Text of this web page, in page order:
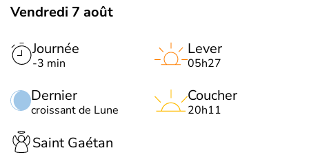
Vendredi 7 août
Journée
-3 min
Dernier
croissant de Lune
Lever
05h27
Coucher
20h11
Saint Gaétan